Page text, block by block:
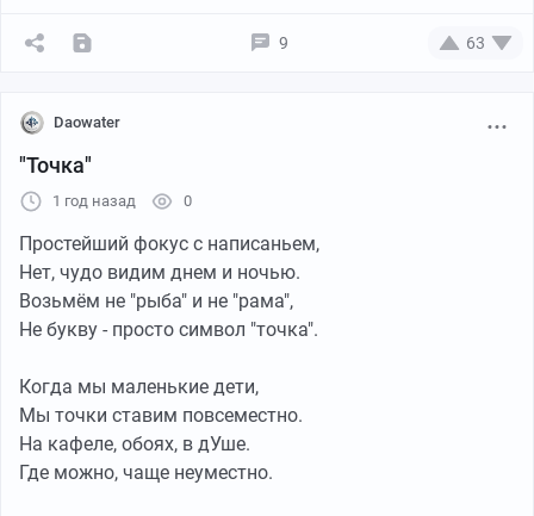
9 63
Daowater
"Точка"
1 год назад 0
Простейший фокус с написаньем,
Нет, чудо видим днем и ночью.
Возьмём не "рыба" и не "рама",
Не букву - просто символ "точка".
Когда мы маленькие дети,
Мы точки ставим повсеместно.
На кафеле, обоях, в дУше.
Где можно, чаще неуместно.